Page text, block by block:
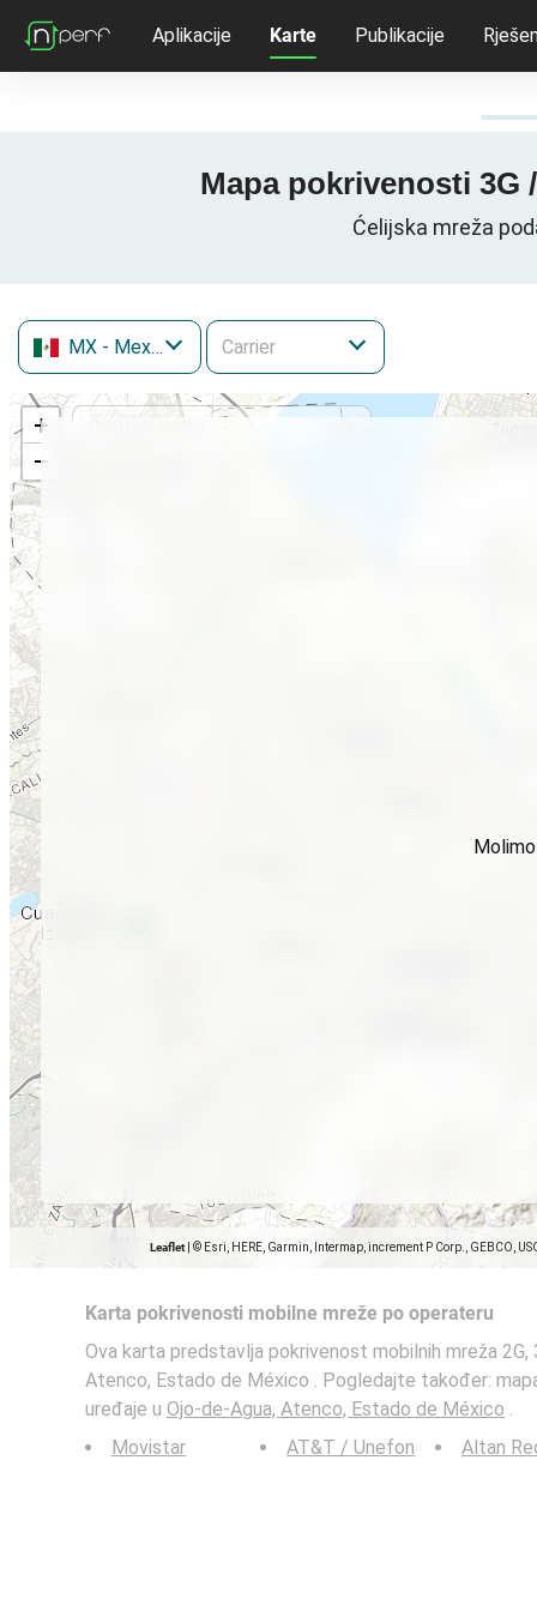
Aplikacije Karte Publikacije
Mapa pokrivenosti 3G
Ćelijska mreža
MX - Mexico
+
−
Leaflet © Esri, HERE, Garmin, Intermap, increment P Corp., GEBCO,
Karta pokrivenosti mobilne mreže po operateru
Ova karta predstavlja pokrivenost mobilnih mreža 2G,
Atenco, Estado de México . Pogledajte također:
uređaje u Ojo-de-Agua, Atenco, Estado de México .
Movistar
AT&T / Unefon Altan